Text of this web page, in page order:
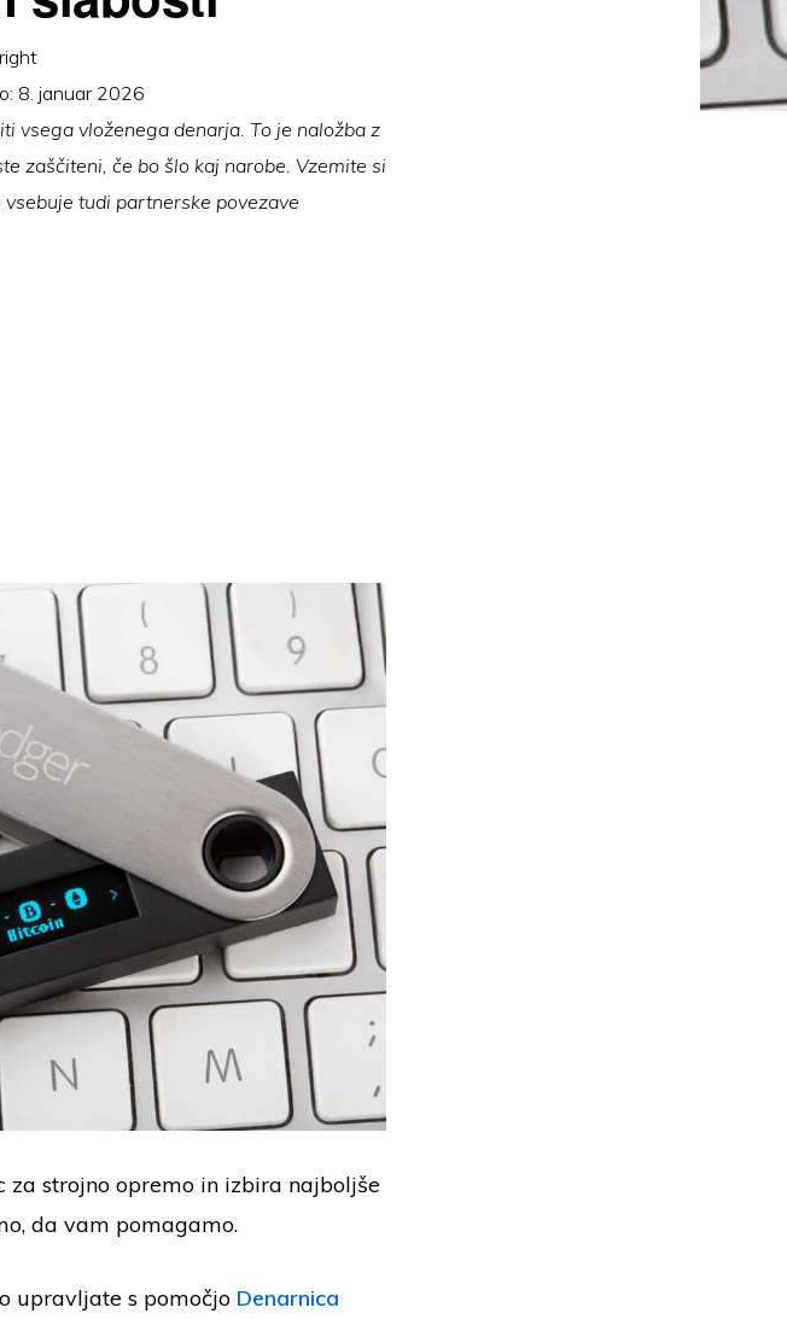
8. januar 2026
vsega vloženega denarja. To je naložba z
zaščiteni, če bo šlo kaj narobe. Vzemite si
tudi partnerske povezave
strojno opremo in izbira najboljše
da vam pomagamo.
upravljate s pomočjo Denarnica